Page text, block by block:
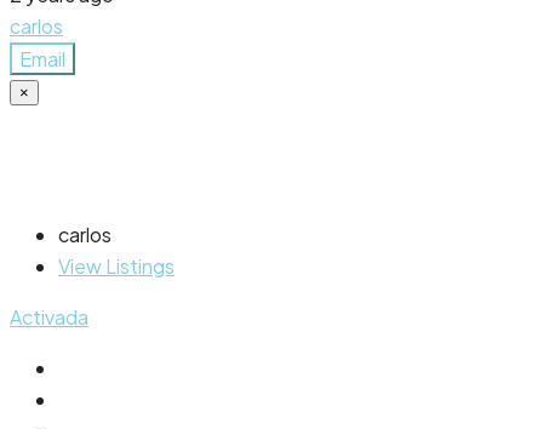
carlos
Email
×
carlos
View Listings
Activada